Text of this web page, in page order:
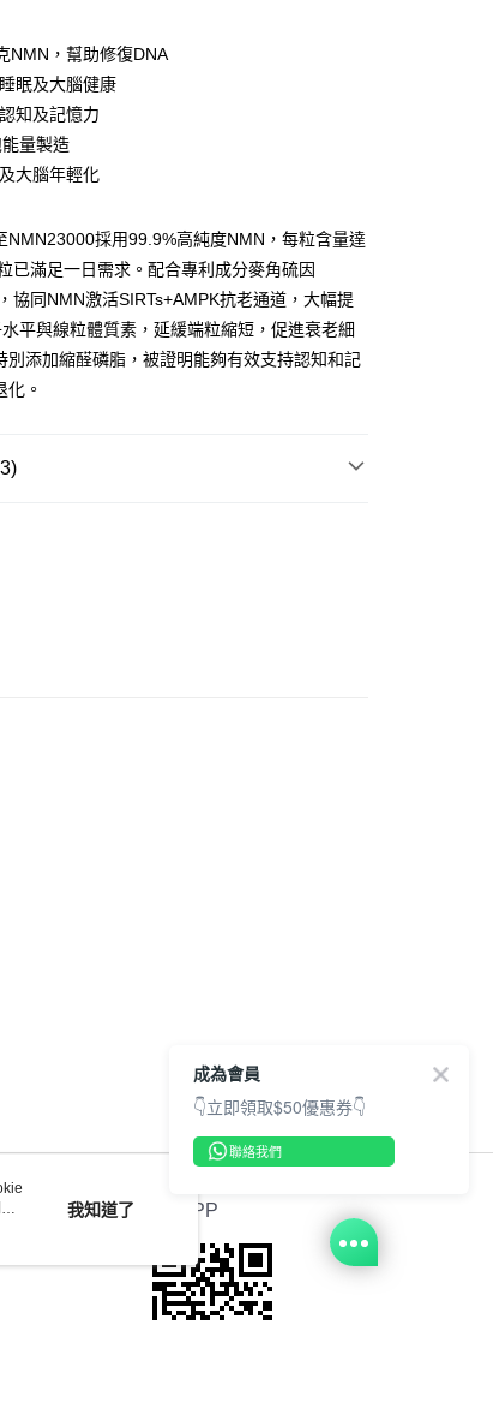
速運代收款項 簽收貨品後，將款項交給配送人員即可 *
是沒辦法貨到付款的。 【轉數快】可透過以下轉數快
，轉帳後請截圖WhatsApp 給我們確認！ FPS 編號 :
: Wright Life Pharmaceuticaal Limited 客服
/ 9719 0786
HK$300.00或以上免運費
NMN，幫助修復DNA
眠及大腦健康
知及記憶力
量製造
大腦年輕化
NMN23000採用99.9%高純度NMN，每粒含量達
已滿足一日需求。配合專利成分麥角硫因
協同NMN激活SIRTs+AMPK抗老通道，大幅提
平與線粒體質素，延緩端粒縮短，促進衰老細
別添加縮醛磷脂，被證明能夠有效支持認知和記
化。
官方APP
我知道了
成為會員
👇立即領取$50優惠券👇
聯絡我們